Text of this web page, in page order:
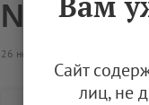
№ 1654"
26 ноября 2025
Сайт
лиц, не